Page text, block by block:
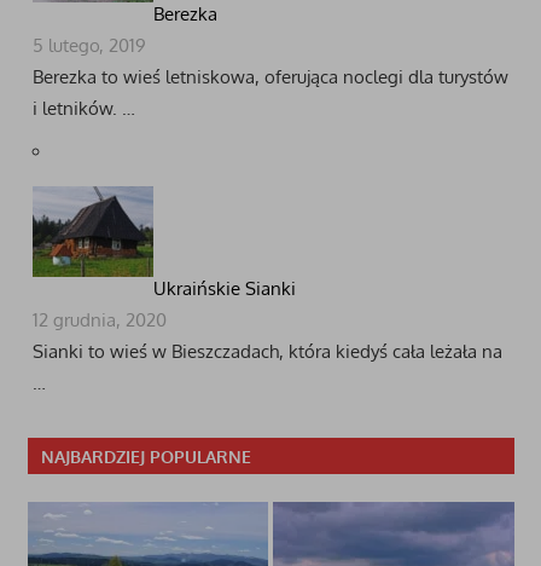
Berezka
5 lutego, 2019
Berezka to wieś letniskowa, oferująca noclegi dla turystów
i letników. …
Ukraińskie Sianki
12 grudnia, 2020
Sianki to wieś w Bieszczadach, która kiedyś cała leżała na
NAJBARDZIEJ POPULARNE